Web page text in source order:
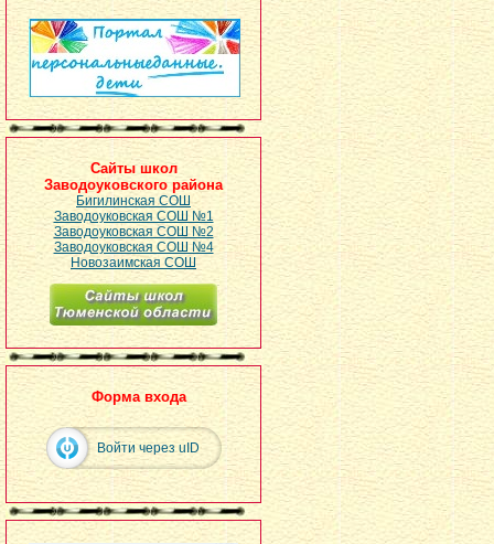
Сайты школ
Заводоуковского района
Бигилинская СОШ
Заводоуковская СОШ №1
Заводоуковская СОШ №2
Заводоуковская СОШ №4
Новозаимская СОШ
Форма входа
Войти через uID